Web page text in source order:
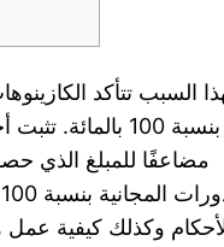
السبب تتأكد
مضاعفًا للمبلغ الذي
وكذلك كيفية عمل